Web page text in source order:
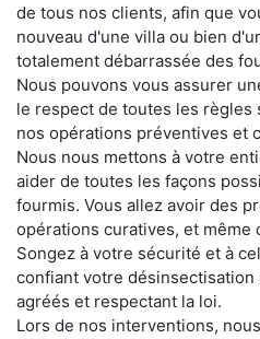
de tous nos clients, afin que
nouveau d'une villa ou bien
totalement débarrassée des
Nous pouvons vous assurer
le respect de toutes les
nos opérations préventives et
Nous nous mettons à votre
aider de toutes les façons
fourmis. Vous allez avoir des
opérations curatives, et même
Songez à votre sécurité et à
confiant votre désinsectisation
agréés et respectant la loi.
Lors de nos interventions,